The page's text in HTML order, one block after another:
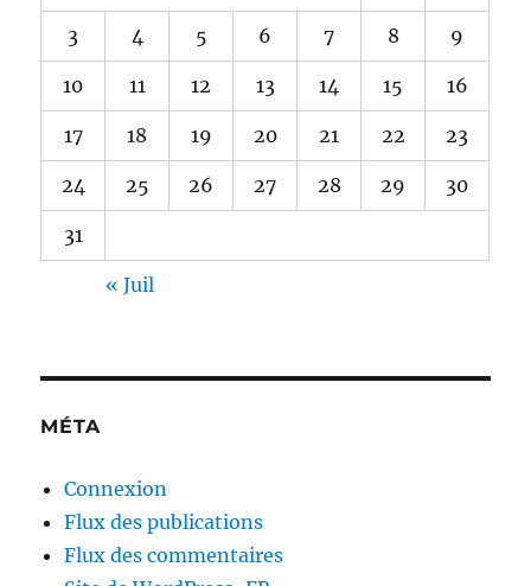
3 4 5 6 7 8 9
10 11 12 13 14 15 16
17 18 19 20 21 22 23
24 25 26 27 28 29 30
31
« Juil
MÉTA
Connexion
Flux des publications
Flux des commentaires